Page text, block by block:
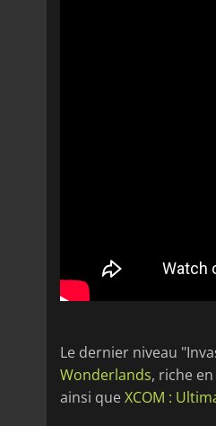
Le dernier niveau
Wonderlands, riche
ainsi queXCOM :